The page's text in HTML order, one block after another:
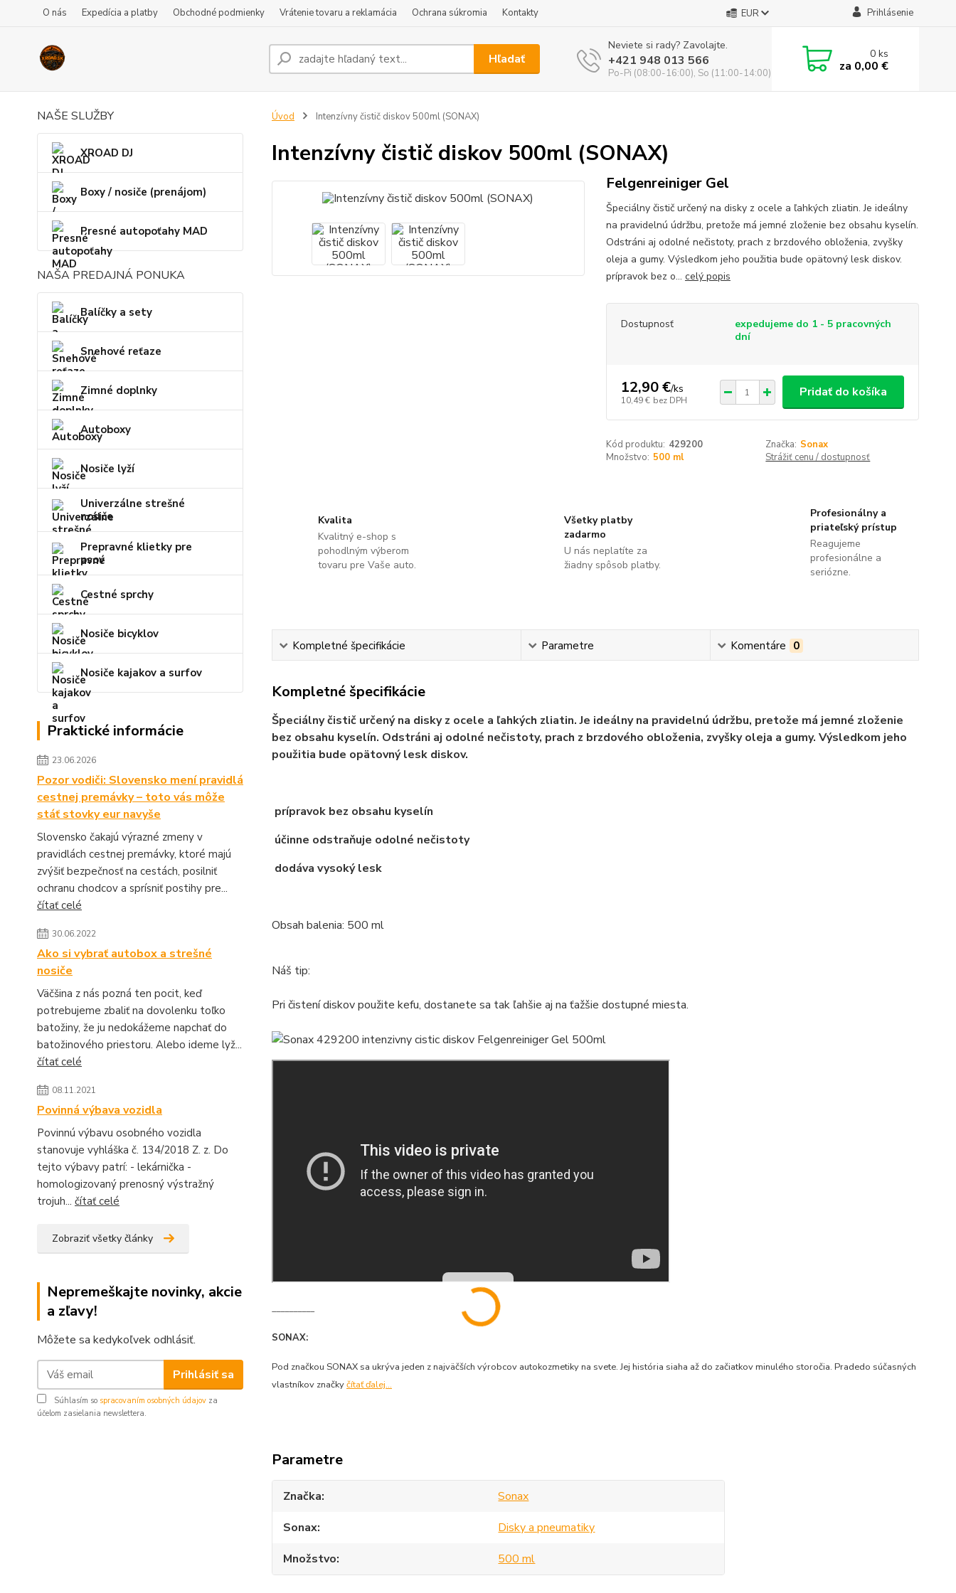
O nás Expedícia a platby Obchodné podmienky Vrátenie tovaru a reklamácia Ochrana súkromia Kontakty EUR Prihlásenie
Hľadať
Neviete si rady? Zavolajte.
+421 948 013 566
Po-Pi (08:00-16:00), So (11:00-14:00)
0ks
za 0,00 €
NAŠE SLUŽBY
XROAD DJ
Boxy / nosiče (prenájom)
Presné autopoťahy MAD
NAŠA PREDAJNÁ PONUKA
Balíčky a sety
Snehové reťaze
Zimné doplnky
Autoboxy
Nosiče lyží
Univerzálne strešné
nosiče
Prepravné klietky pre
psov
Cestné sprchy
Nosiče bicyklov
Nosiče kajakov a surfov
Praktické informácie
23.06.2026
Pozor vodiči: Slovensko mení pravidlá
cestnej premávky – toto vás môže
stáť stovky eur navyše
Slovensko čakajú výrazné zmeny v
pravidlách cestnej premávky, ktoré majú
zvýšiť bezpečnosť na cestách, posilniť
ochranu chodcov a sprísniť postihy pre...
čítať celé
30.06.2022
Ako si vybrať autobox a strešné
nosiče
Väčšina z nás pozná ten pocit, keď
potrebujeme zbaliť na dovolenku toľko
batožiny, že ju nedokážeme napchať do
batožinového priestoru. Alebo ideme lyž...
čítať celé
08.11.2021
Povinná výbava vozidla
Povinnú výbavu osobného vozidla
stanovuje vyhláška č. 134/2018 Z. z. Do
tejto výbavy patrí: - lekárnička -
homologizovaný prenosný výstražný
trojuh... čítať celé
Zobraziť všetky články
Nepremeškajte novinky, akcie
a zľavy!
Môžete sa kedykoľvek odhlásiť.
Prihlásiť sa
Súhlasím so spracovaním osobných údajov za
účelom zasielania newslettera.
Úvod Intenzívny čistič diskov 500ml (SONAX)
Intenzívny čistič diskov 500ml (SONAX)
Felgenreiniger Gel
Špeciálny čistič určený na disky z ocele a ľahkých zliatin. Je ideálny
na pravidelnú údržbu, pretože má jemné zloženie bez obsahu kyselín.
Odstráni aj odolné nečistoty, prach z brzdového obloženia, zvyšky
oleja a gumy. Výsledkom jeho použitia bude opätovný lesk diskov.
prípravok bez o... celý popis
Dostupnosť
expedujeme do 1 - 5 pracovných
dní
12,90 €/ks
10,49 € bez DPH
Pridať do košíka
Kód produktu: 429200 Značka: Sonax
Množstvo: 500 ml Strážiť cenu / dostupnosť
Kvalita
Kvalitný e-shop s
pohodlným výberom
tovaru pre Vaše auto.
Všetky platby
zadarmo
U nás neplatíte za
žiadny spôsob platby.
Profesionálny a
priateľský prístup
Reagujeme
profesionálne a
seriózne.
Kompletné špecifikácie Parametre Komentáre 0
Kompletné špecifikácie
Špeciálny čistič určený na disky z ocele a ľahkých zliatin. Je ideálny na pravidelnú údržbu, pretože má jemné zloženie
bez obsahu kyselín. Odstráni aj odolné nečistoty, prach z brzdového obloženia, zvyšky oleja a gumy. Výsledkom jeho
použitia bude opätovný lesk diskov.
prípravok bez obsahu kyselín
účinne odstraňuje odolné nečistoty
dodáva vysoký lesk
Obsah balenia: 500 ml
Náš tip:
Pri čistení diskov použite kefu, dostanete sa tak ľahšie aj na ťažšie dostupné miesta.
__________
SONAX:
Pod značkou SONAX sa ukrýva jeden z najväčších výrobcov autokozmetiky na svete. Jej história siaha až do začiatkov minulého storočia. Pradedo súčasných
vlastníkov značkyčítať ďalej...
Parametre
Značka
Sonax
Sonax
Disky a pneumatiky
Množstvo
500 ml